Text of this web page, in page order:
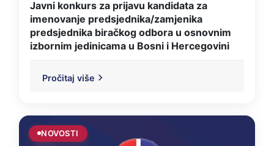
Javni konkurs za prijavu kandidata za
imenovanje predsjednika/zamjenika
predsjednika biračkog odbora u osnovnim
izbornim jedinicama u Bosni i Hercegovini
Pročitaj više
NOVOSTI